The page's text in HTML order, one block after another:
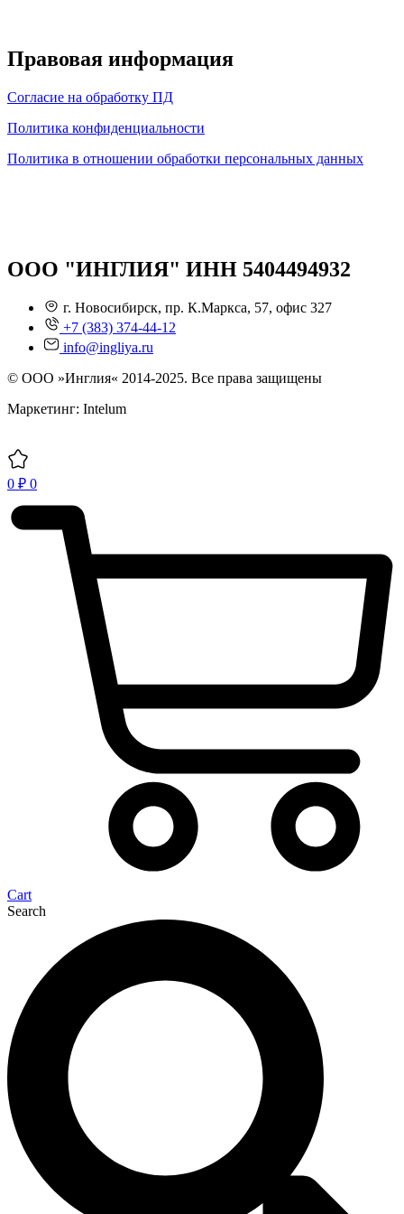
Правовая информация
Согласие на обработку ПД
Политика конфиденциальности
Политика в отношении обработки персональных данных
ООО "ИНГЛИЯ" ИНН 5404494932
г. Новосибирск, пр. К.Маркса, 57, офис 327
+7 (383) 374-44-12
info@ingliya.ru
© ООО »Инглия« 2014-2025. Все права защищены
Маркетинг: Intelum
0 ₽ 0
Cart
Search